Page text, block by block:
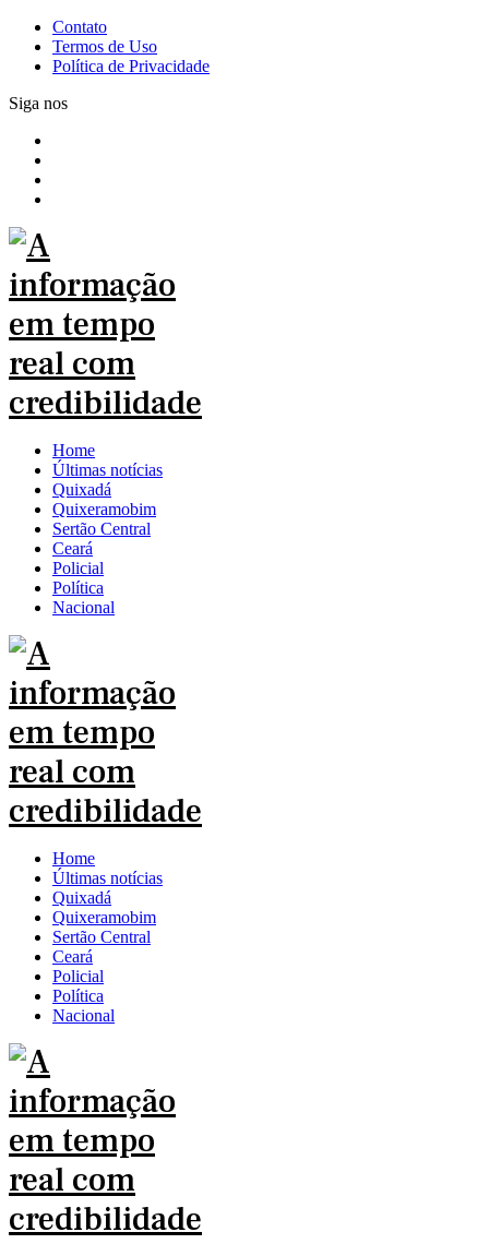
Contato
Termos de Uso
Política de Privacidade
Siga nos
Home
Últimas notícias
Quixadá
Quixeramobim
Sertão Central
Ceará
Policial
Política
Nacional
Home
Últimas notícias
Quixadá
Quixeramobim
Sertão Central
Ceará
Policial
Política
Nacional